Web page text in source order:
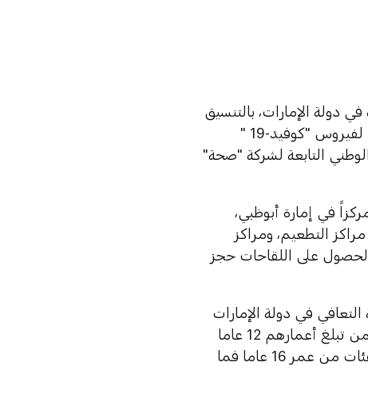
دولة الإمارات، بالتنسيق
والتعاون مع دائرة الصحة أبوظبي، عن توفر لقاح "فايزر-بيونتيك" المضاد لفيروس "كوفيد-19 "
التابعة لشركة "صحة"
"صحة" إن لقاح "فايزر-بيونتيك" و "سينوفارم" متوفران في 46 مركزاً في إمارة أبوظبي،
التطعيم، ومراكز
على اللقاحات حجز
ضد كوفيد-19 لتسريع عملية التعافي في دولة الإمارات
وتحصين أفراد المجتمع، مشيرة إلى أنه بإمكان جميع أفراد المجتمع ممن تبلغ أعمارهم 12 عاما
فما فوق تلقى لقاح "فايزر-بيونتيك"، فيما يقدم لقاح "سينوفارم" فقط للفئات من عمر 16 عاما فما